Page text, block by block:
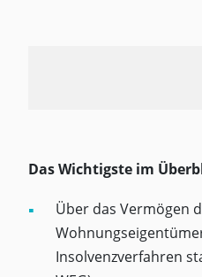
Das Wichtigste im
Über das Vermögen
Insolvenzverfahren